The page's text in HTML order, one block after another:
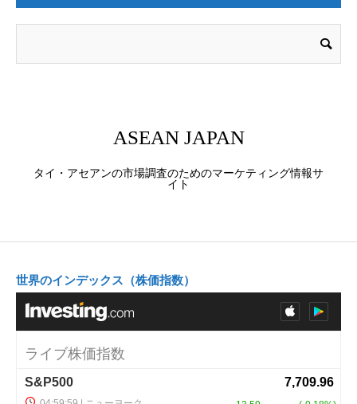
ASEAN JAPAN
タイ・アセアンの市場調査のためのマーケティング情報サ
イト
世界のインデックス（株価指数）